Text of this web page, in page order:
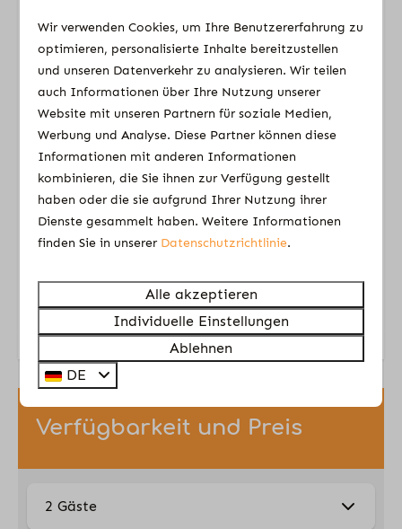
Gasherd (5-flammig)
Kombi-Ofen
Eßecke
Quooker-Wasserhahn
Nespresso-Kaffeemaschine (Kapseln nur über
Rezeption / eigene Geschäft erhältlich)
Kaffeemaschine ( Filter)
Offene Küche
Spülmaschine
Kücheninventar
Badezimmer
Dusche
Waschbecken
Badewanne
Sauna
Terrasse und voll ausgestatteter offener Küche.
1 Schlafzimmer (2p.) im Erdgeschoss. 1
Badezimmer im Erdgeschoss mit Dusche und
Waschbecken, separate Toilette und im 1. Stock
das 2. Badezimmer mit Badewanne, 2
Waschbecken und einer Toilette.
3 Schlafzimmer (1x 2p. und 2x 3p.) im
Obergeschoss.
Diese Bungalows sind mit einer eigenen Sauna
ausgestattet!
Energie-Label:
Verfügbarkeit und Preis
2 Gäste
Wir verwenden Cookies, um Ihre Benutzererfahrung zu
optimieren, personalisierte Inhalte bereitzustellen
und unseren Datenverkehr zu analysieren. Wir teilen
auch Informationen über Ihre Nutzung unserer
Website mit unseren Partnern für soziale Medien,
Werbung und Analyse. Diese Partner können diese
Informationen mit anderen Informationen
kombinieren, die Sie ihnen zur Verfügung gestellt
haben oder die sie aufgrund Ihrer Nutzung ihrer
Dienste gesammelt haben. Weitere Informationen
finden Sie in unserer Datenschutzrichtlinie.
Alle akzeptieren
Individuelle Einstellungen
Ablehnen
DE